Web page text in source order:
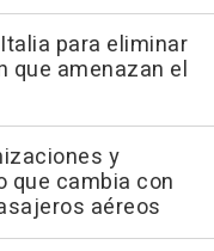
para eliminar
que amenazan el
y
que cambia con
aéreos